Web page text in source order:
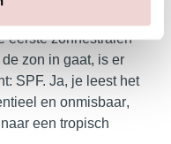
eerste zonnestralen
zon in gaat, is er
SPF. Ja, je leest het
en onmisbaar,
een tropisch